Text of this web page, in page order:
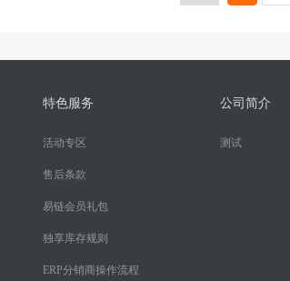
特色服务
活动专区
售后条款
易链会员礼包
独享库存规则
ERP分销商操作流程
公司简介
测试